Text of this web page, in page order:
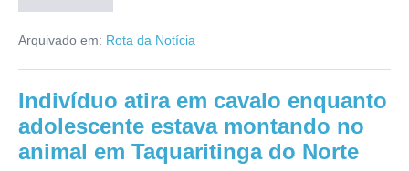
Arquivado em: Rota da Notícia
Indivíduo atira em cavalo enquanto
adolescente estava montando no
animal em Taquaritinga do Norte